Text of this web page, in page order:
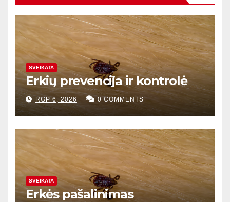
SVEIKATA
Erkių prevencija ir kontrolė
RGP 6, 2026 0 COMMENTS
SVEIKATA
Erkės pašalinimas